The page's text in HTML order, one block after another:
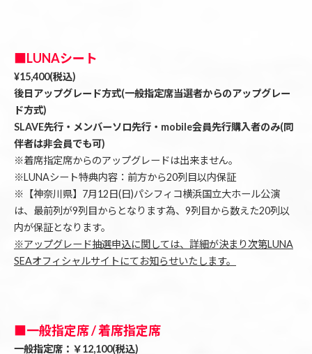
■LUNAシート
¥15,400(税込)
後日アップグレード方式(一般指定席当選者からのアップグレー
ド方式)
SLAVE先行・メンバーソロ先行・mobile会員先行購入者のみ(同
伴者は非会員でも可)
※着席指定席からのアップグレードは出来ません。
※LUNAシート特典内容：前方から20列目以内保証
※【神奈川県】7月12日(日)パシフィコ横浜国立大ホール公演
は、最前列が9列目からとなります為、9列目から数えた20列以
内が保証となります。
※アップグレード抽選申込に関しては、詳細が決まり次第LUNA
SEAオフィシャルサイトにてお知らせいたします。
■一般指定席 / 着席指定席
一般指定席：￥12,100(税込)